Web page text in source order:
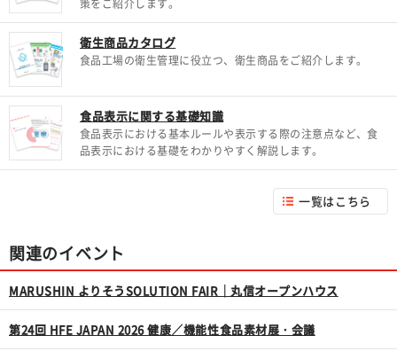
策をご紹介します。
衛生商品カタログ
食品工場の衛生管理に役立つ、衛生商品をご紹介します。
食品表示に関する基礎知識
食品表示における基本ルールや表示する際の注意点など、食
品表示における基礎をわかりやすく解説します。
一覧はこちら
関連のイベント
MARUSHIN よりそうSOLUTION FAIR｜丸信オープンハウス
第24回 HFE JAPAN 2026 健康／機能性食品素材展・会議